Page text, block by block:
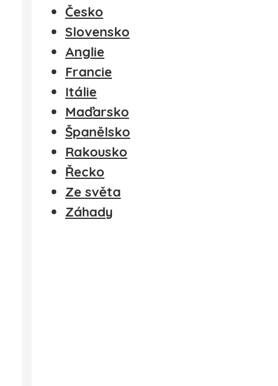
Česko
Slovensko
Anglie
Francie
Itálie
Maďarsko
Španělsko
Rakousko
Řecko
Ze světa
Záhady